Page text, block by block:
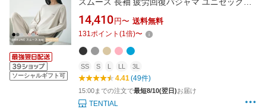
ソーシャルギフト可
スムース 長袖 疲労回復パジャマ ユニセックス
上下セット 長袖 リカバリーウェア レディース
バクネ リカバリーウェア 夏用 ルームウェア 部
屋着 健康 プレゼント ギフト 一般医療機器 血行
促進 リカバリーウエア 母の日 父の日
14,410 円〜 送料無料
131ポイント (1倍)〜
SS S L LL 3L
4.41(49件)
15:00までの注文で最短8/10(翌日)お届け
TENTIAL